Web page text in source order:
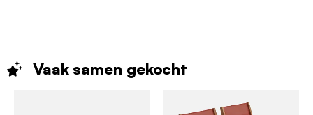
Vaak samen gekocht